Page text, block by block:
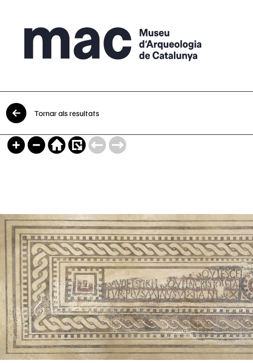
Vés al contingut
Tornar als resultats